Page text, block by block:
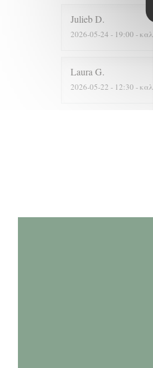
JuliebD
2026-05-24 - 19:00 -
Laura G
2026-05-22 - 12:30 -